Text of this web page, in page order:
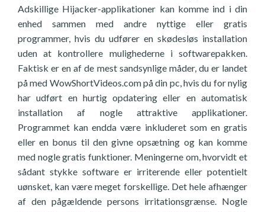
Adskillige Hijacker-applikationer kan komme ind i din
enhed sammen med andre nyttige eller gratis
programmer, hvis du udfører en skødesløs installation
uden at kontrollere mulighederne i softwarepakken.
Faktisk er en af de mest sandsynlige måder, du er landet
på med WowShortVideos.com på din pc, hvis du for nylig
har udført en hurtig opdatering eller en automatisk
installation af nogle attraktive applikationer.
Programmet kan endda være inkluderet som en gratis
eller en bonus til den givne opsætning og kan komme
med nogle gratis funktioner. Meningerne om, hvorvidt et
sådant stykke software er irriterende eller potentielt
uønsket, kan være meget forskellige. Det hele afhænger
af den pågældende persons irritationsgrænse. Nogle